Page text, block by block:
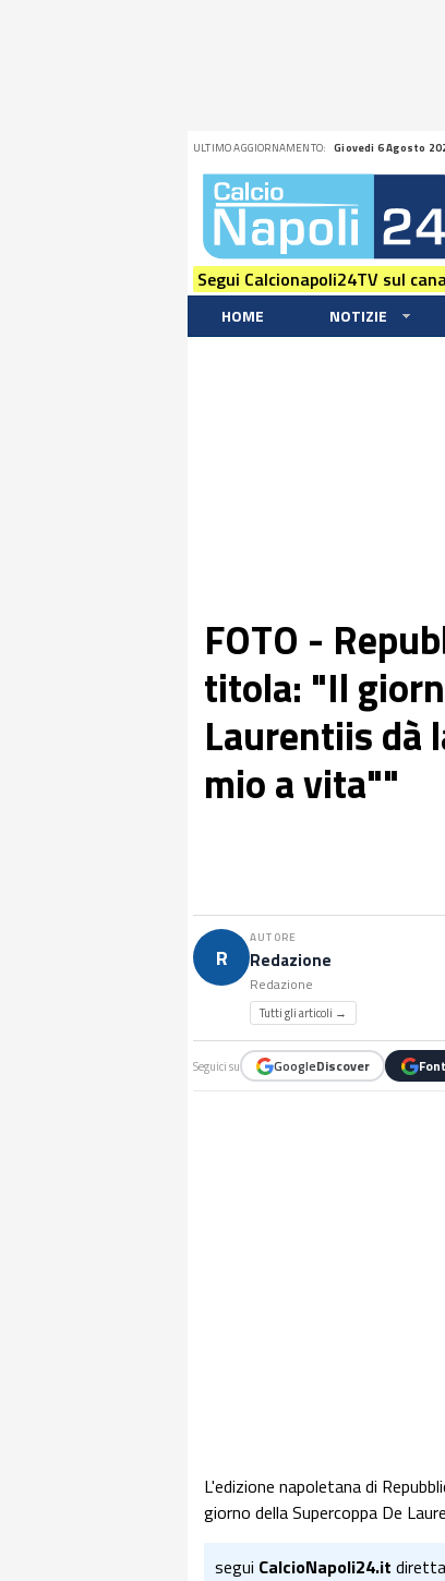
ULTIMO AGGIORNAMENTO: Giovedi 6 Agosto
Segui Calcionapoli24TV sul
HOME NOTIZIE
FOTO -
titola: "Il
Laurentiis dà
mio a vita""
R
AUTORE
Redazione
Redazione
Tutti gli articoli →
Seguici su GoogleDiscover
L'edizione napoletana di
giorno della Supercoppa De
segui CalcioNapoli24.it